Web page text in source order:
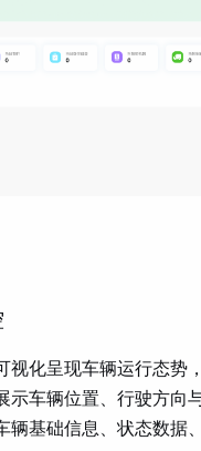
视化呈现车辆运行态势
示车辆位置、行驶方
辆基础信息、状态数据